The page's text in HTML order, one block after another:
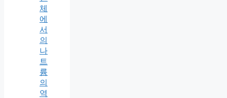
체
에
서
의
나
트
륨
의
역